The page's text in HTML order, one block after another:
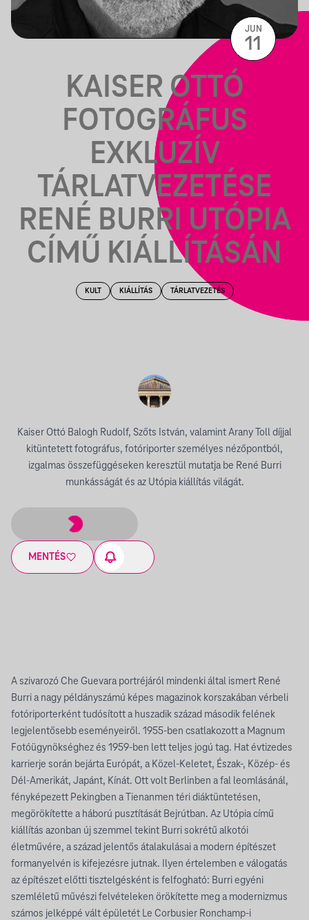
KAISER OTTÓ
FOTOGRÁFUS
EXKLUZÍV
TÁRLATVEZETÉSE
RENÉ BURRI UTÓPIA
CÍMŰ KIÁLLÍTÁSÁN
KULT KIÁLLÍTÁS TÁRLATVEZETÉS
Kaiser Ottó Balogh Rudolf, Szőts István, valamint Arany Toll díjjal
kitüntetett fotográfus, fotóriporter személyes nézőpontból,
izgalmas összefüggéseken keresztül mutatja be René Burri
munkásságát és az Utópia kiállítás világát.
MENTÉS
JUN
11
A szivarozó Che Guevara portréjáról mindenki által ismert René
Burri a nagy példányszámú képes magazinok korszakában vérbeli
fotóriporterként tudósított a huszadik század második felének
legjelentősebb eseményeiről. 1955-ben csatlakozott a Magnum
Fotóügynökséghez és 1959-ben lett teljes jogú tag. Hat évtizedes
karrierje során bejárta Európát, a Közel-Keletet, Észak-, Közép- és
Dél-Amerikát, Japánt, Kínát. Ott volt Berlinben a fal leomlásánál,
fényképezett Pekingben a Tienanmen téri diáktüntetésen,
megörökítette a háború pusztítását Bejrútban. Az Utópia című
kiállítás azonban új szemmel tekint Burri sokrétű alkotói
életművére, a század jelentős átalakulásai a modern építészet
formanyelvén is kifejezésre jutnak. Ilyen értelemben e válogatás
az építészet előtti tisztelgésként is felfogható: Burri egyéni
szemléletű művészi felvételeken örökítette meg a modernizmus
számos jelképpé vált épületét Le Corbusier Ronchamp-i